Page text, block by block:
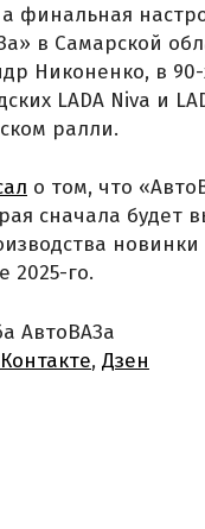
а финальная
в Самарской
Никоненко, в
LADA Niva и
ралли.
о том, что
сначала будет
2025-го.
АвтоВАЗа
, Дзен